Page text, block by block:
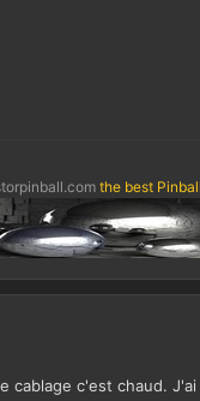
the best
cablage c'est chaud.